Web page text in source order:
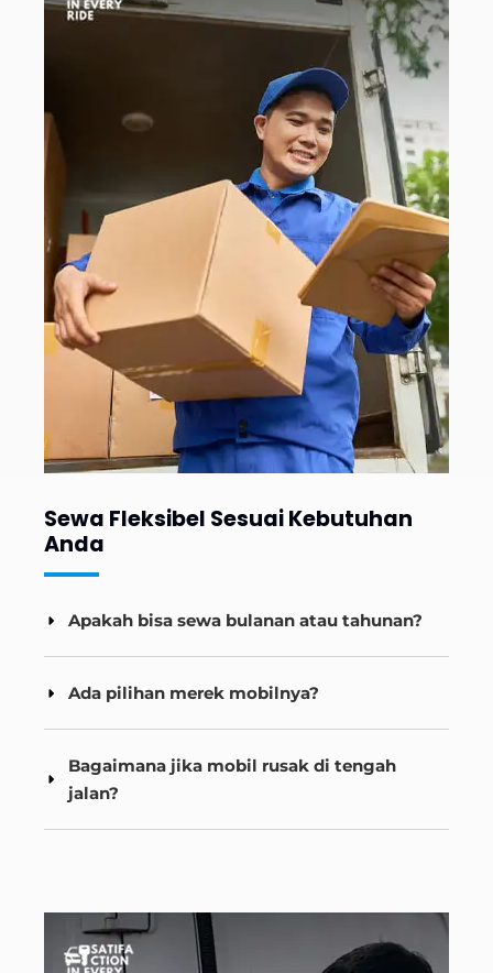
Sewa Fleksibel Sesuai Kebutuhan
Anda
Apakah bisa sewa bulanan atau tahunan?
Ada pilihan merek mobilnya?
Bagaimana jika mobil rusak di tengah
jalan?